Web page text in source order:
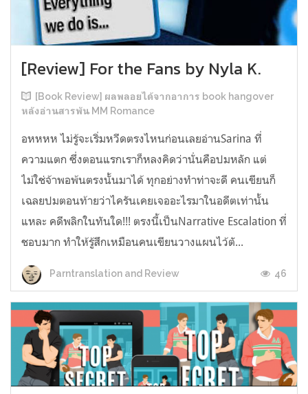
[Review] For the Fans by Nyla K.
[Book Review] ผลพลอยได้จากอาการ book hangover
หลังอ่านสารพัน MM Romance
อหหหห ไม่รู้จะเริ่มหวีดตรงไหนก่อนเลยอ่านSarina ที่
ความแตก ซึ่งตอนแรกเราก็หลงคิดว่านั่นคือปมหลัก แต่
ไม่ใช่จ้าพอพ้นตรงนั้นมาได้ ทุกอย่างทำท่าจะดี คนเขียนก็
เฉลยปมตอนท้ายว่าไครันเคยเจออะไรมาในอดีตเท่านั้น
แหละ คดีพลิกในทันใด!!! ตรงนี้เป็นNarrative Escalation ที่
ชอบมาก ทำให้รู้สึกเหมือนคนเขียนวางแผนไว้ตั...
Parntranslation and Review 46